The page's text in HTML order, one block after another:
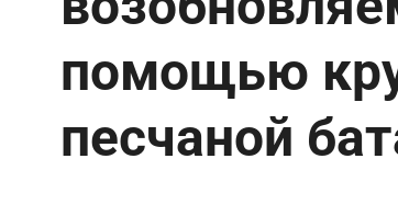
помощью
песчаной